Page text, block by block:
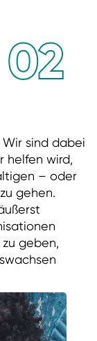
02
sind dabei
helfen wird,
– oder
gehen.
geben,